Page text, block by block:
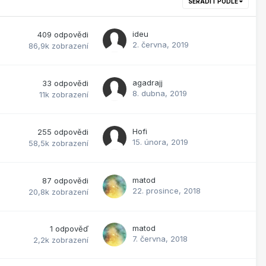
409 odpovědi
86,9k zobrazení
ideu
2. června, 2019
33 odpovědi
11k zobrazení
agadrajj
8. dubna, 2019
255 odpovědi
58,5k zobrazení
Hofi
15. února, 2019
87 odpovědi
20,8k zobrazení
matod
22. prosince, 2018
1 odpověď
2,2k zobrazení
matod
7. června, 2018